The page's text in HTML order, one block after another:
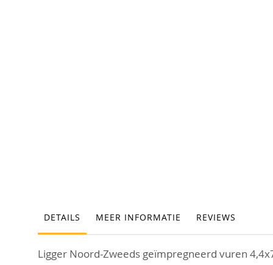
DETAILS MEER INFORMATIE REVIEWS
Ligger Noord-Zweeds geïmpregneerd vuren